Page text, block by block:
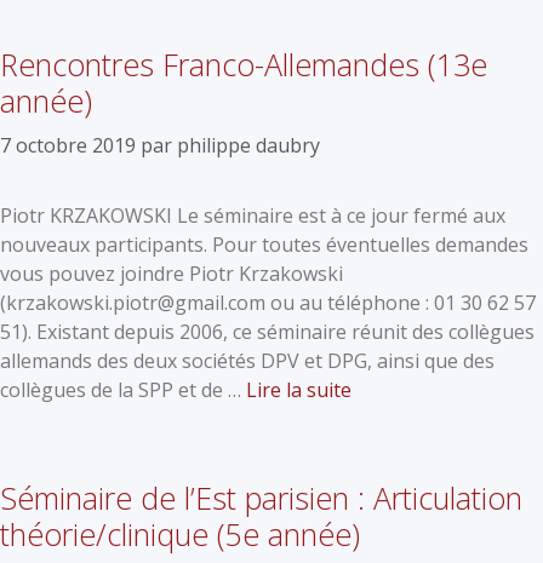
Rencontres Franco-Allemandes (13e
année)
7 octobre 2019 par philippe daubry
Piotr KRZAKOWSKI Le séminaire est à ce jour fermé aux
nouveaux participants. Pour toutes éventuelles demandes
vous pouvez joindre Piotr Krzakowski
(krzakowski.piotr@gmail.com ou au téléphone : 01 30 62 57
51). Existant depuis 2006, ce séminaire réunit des collègues
allemands des deux sociétés DPV et DPG, ainsi que des
collègues de la SPP et de … Lire la suite
Séminaire de l’Est parisien : Articulation
théorie/clinique (5e année)